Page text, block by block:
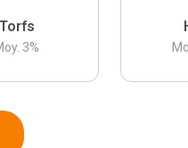
Torfs
3%